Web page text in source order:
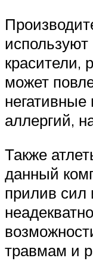
красители,
может
аллергий,
Также
данный
прилив сил
травмам и